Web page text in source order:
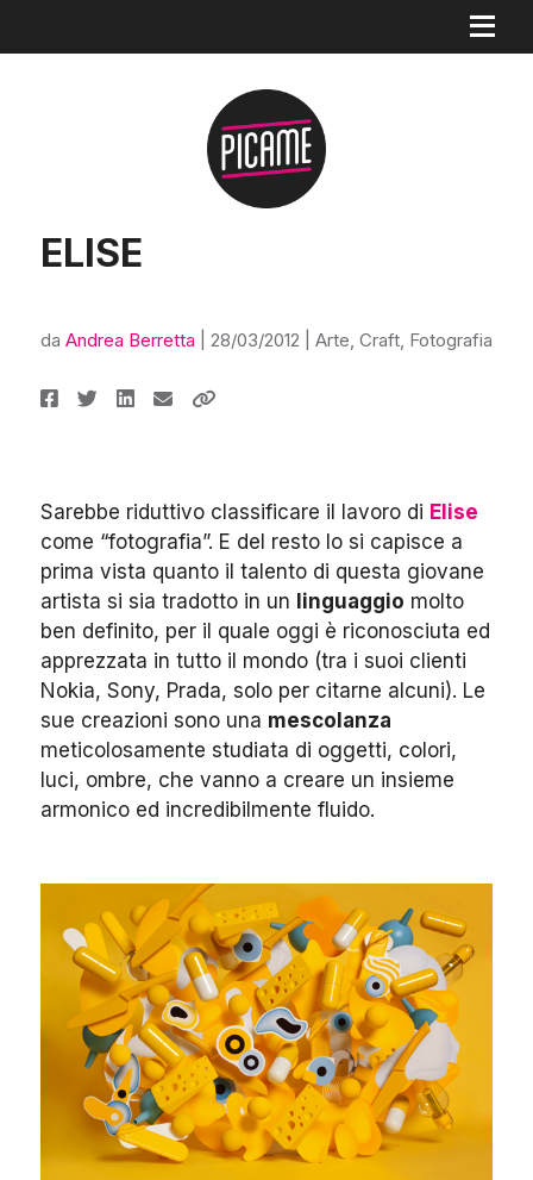
ELISE
da Andrea Berretta 28/03/2012 Arte, Craft, Fotografia
Sarebbe riduttivo classificare il lavoro di Elise
come “fotografia”. E del resto lo si capisce a
prima vista quanto il talento di questa giovane
artista si sia tradotto in un linguaggio molto
ben definito, per il quale oggi è riconosciuta ed
apprezzata in tutto il mondo (tra i suoi clienti
Nokia, Sony, Prada, solo per citarne alcuni). Le
sue creazioni sono una mescolanza
meticolosamente studiata di oggetti, colori,
luci, ombre, che vanno a creare un insieme
armonico ed incredibilmente fluido.